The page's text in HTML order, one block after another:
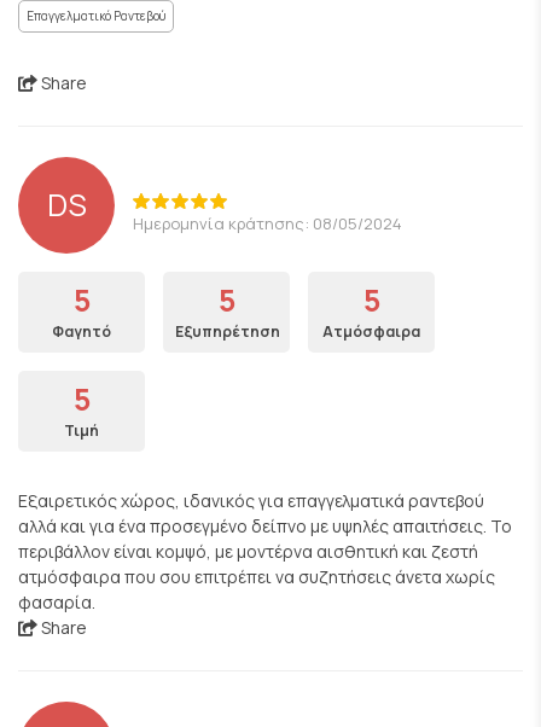
Επαγγελματικό Ραντεβού
Share
DS Ημερομηνία κράτησης: 08/05/2024
5
Φαγητό
5
Εξυπηρέτηση
5
Ατμόσφαιρα
5
Τιμή
Εξαιρετικός χώρος, ιδανικός για επαγγελματικά ραντεβού
αλλά και για ένα προσεγμένο δείπνο με υψηλές απαιτήσεις. Το
περιβάλλον είναι κομψό, με μοντέρνα αισθητική και ζεστή
ατμόσφαιρα που σου επιτρέπει να συζητήσεις άνετα χωρίς
φασαρία.
Share